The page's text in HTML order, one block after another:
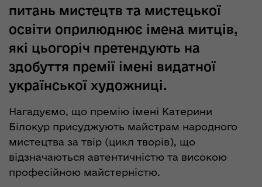
питань мистецтв та мистецької
освіти оприлюднює імена митців,
які цьогоріч претендують на
здобуття премії імені видатної
української художниці.
Нагадуємо, що премію імені Катерини
Білокур присуджують майстрам народного
мистецтва за твір (цикл творів), що
відзначаються автентичністю та високою
професійною майстерністю.